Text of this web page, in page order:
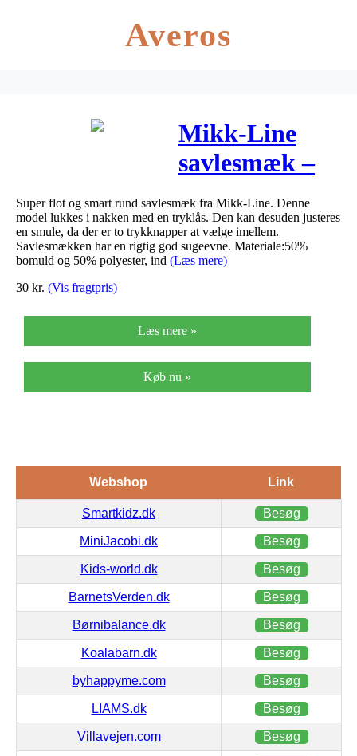
Averos
Mikk-Line
savlesmæk –
Rund – Hvid
Super flot og smart rund savlesmæk fra Mikk-Line. Denne
model lukkes i nakken med en tryklås. Den kan desuden justeres
en smule, da der er to trykknapper at vælge imellem.
Savlesmækken har en rigtig god sugeevne. Materiale:50%
bomuld og 50% polyester, ind (Læs mere)
30 kr. (Vis fragtpris)
Læs mere »
Køb nu »
Webshop Link
Smartkidz.dk Besøg
MiniJacobi.dk Besøg
Kids-world.dk Besøg
BarnetsVerden.dk Besøg
Børnibalance.dk Besøg
Koalabarn.dk Besøg
byhappyme.com Besøg
LIAMS.dk Besøg
Villavejen.com Besøg